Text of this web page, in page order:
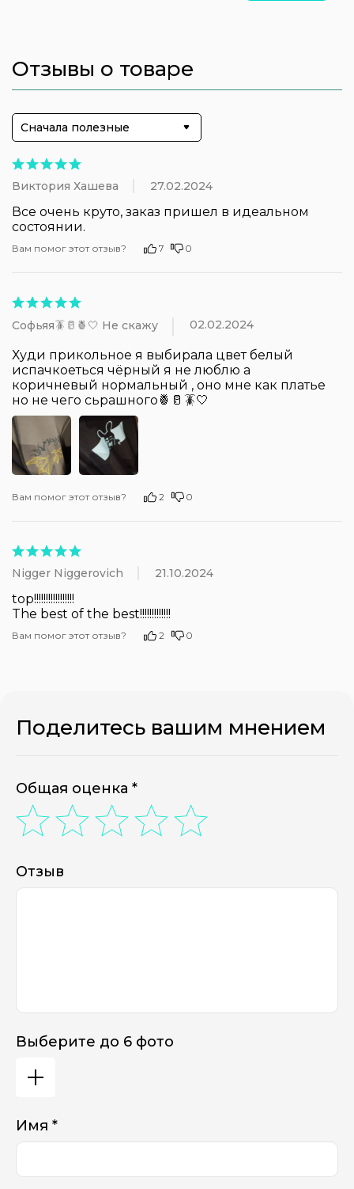
Отзывы о товаре
Сначала полезные
Виктория Хашева 27.02.2024
Все очень круто, заказ пришел в идеальном
состоянии.
Вам помог этот отзыв? 7 0
Софьяя🪳🥛🍍🤍 Не скажу 02.02.2024
Худи прикольное я выбирала цвет белый
испачкоеться чёрный я не люблю а
коричневый нормальный , оно мне как платье
но не чего сьрашного🍍🥛🪳🤍
Вам помог этот отзыв? 2 0
Nigger Niggerovich 21.10.2024
top!!!!!!!!!!!!!!!!!
The best of the best!!!!!!!!!!!!!
Вам помог этот отзыв? 2 0
Поделитесь вашим мнением
Общая оценка *
Отзыв
Выберите до 6 фото
Имя *